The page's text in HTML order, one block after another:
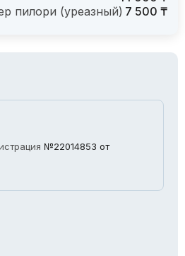
пилори (уреазный) 7 500 ₸
№22014853 от